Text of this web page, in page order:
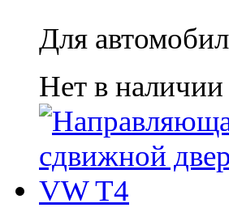
Для
Нет в наличии